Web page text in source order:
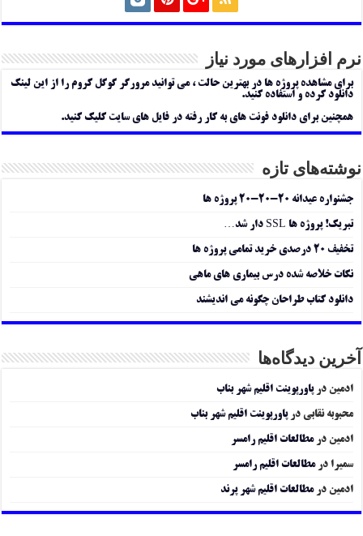
نرم افزارهای مورد نیاز
برای مشاهده پروژه ها در بهترین حالت ، می توانید مرورگر گوگل کروم را از این لینک
دانلود کرده و استفاده کنید.
همچنین برای دانلود فونت های به کار رفته در فایل های سایت کلیک کنید.
نوشته‌های تازه
جشنواره عیدانه ۲۰-۲۰-۲۰ پروژه ها
تبریک! پروژه ها SSL دار شد…
تخفیف ۲۰ درصدی خرید تمامی پروژه ها
نکات خلاصه شده درس بیماری های ماهی
دانلود کتاب طراحان چگونه می اندیشند
آخرین دیدگاه‌ها
ادمین درپاورپوینت اقلیم شهر بناب
محبوبه نقابی درپاورپوینت اقلیم شهر بناب
ادمین درمطالعات اقلیم رامسر
سمیرا درمطالعات اقلیم رامسر
ادمین درمطالعات اقلیم شهر پرند